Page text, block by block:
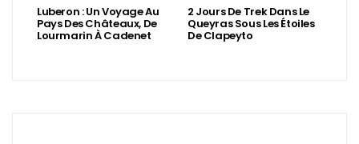
Luberon : Un Voyage Au
Pays Des Châteaux, De
Lourmarin À Cadenet
2 Jours De Trek Dans Le
Queyras Sous Les Étoiles
De Clapeyto